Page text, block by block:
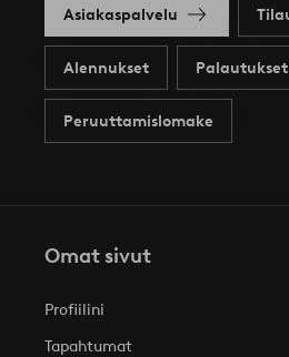
Asiakaspalvelu
Alennukset
Peruuttamislomake
Omat sivut
Profiilini
Tapahtumat